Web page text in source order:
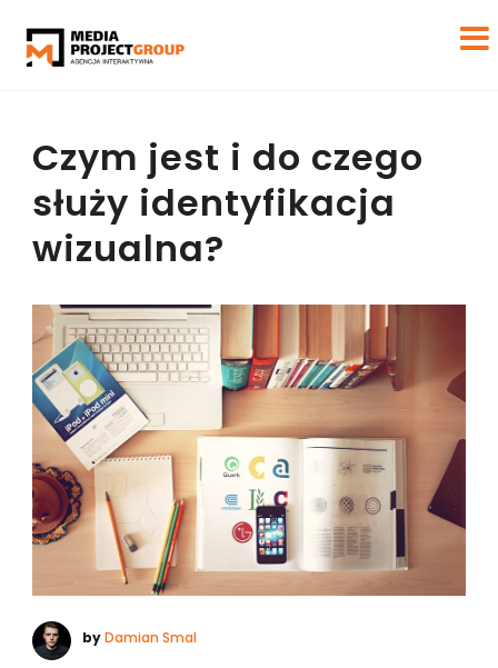
Czym jest i do czego
służy identyfikacja
wizualna?
byDamian Smal